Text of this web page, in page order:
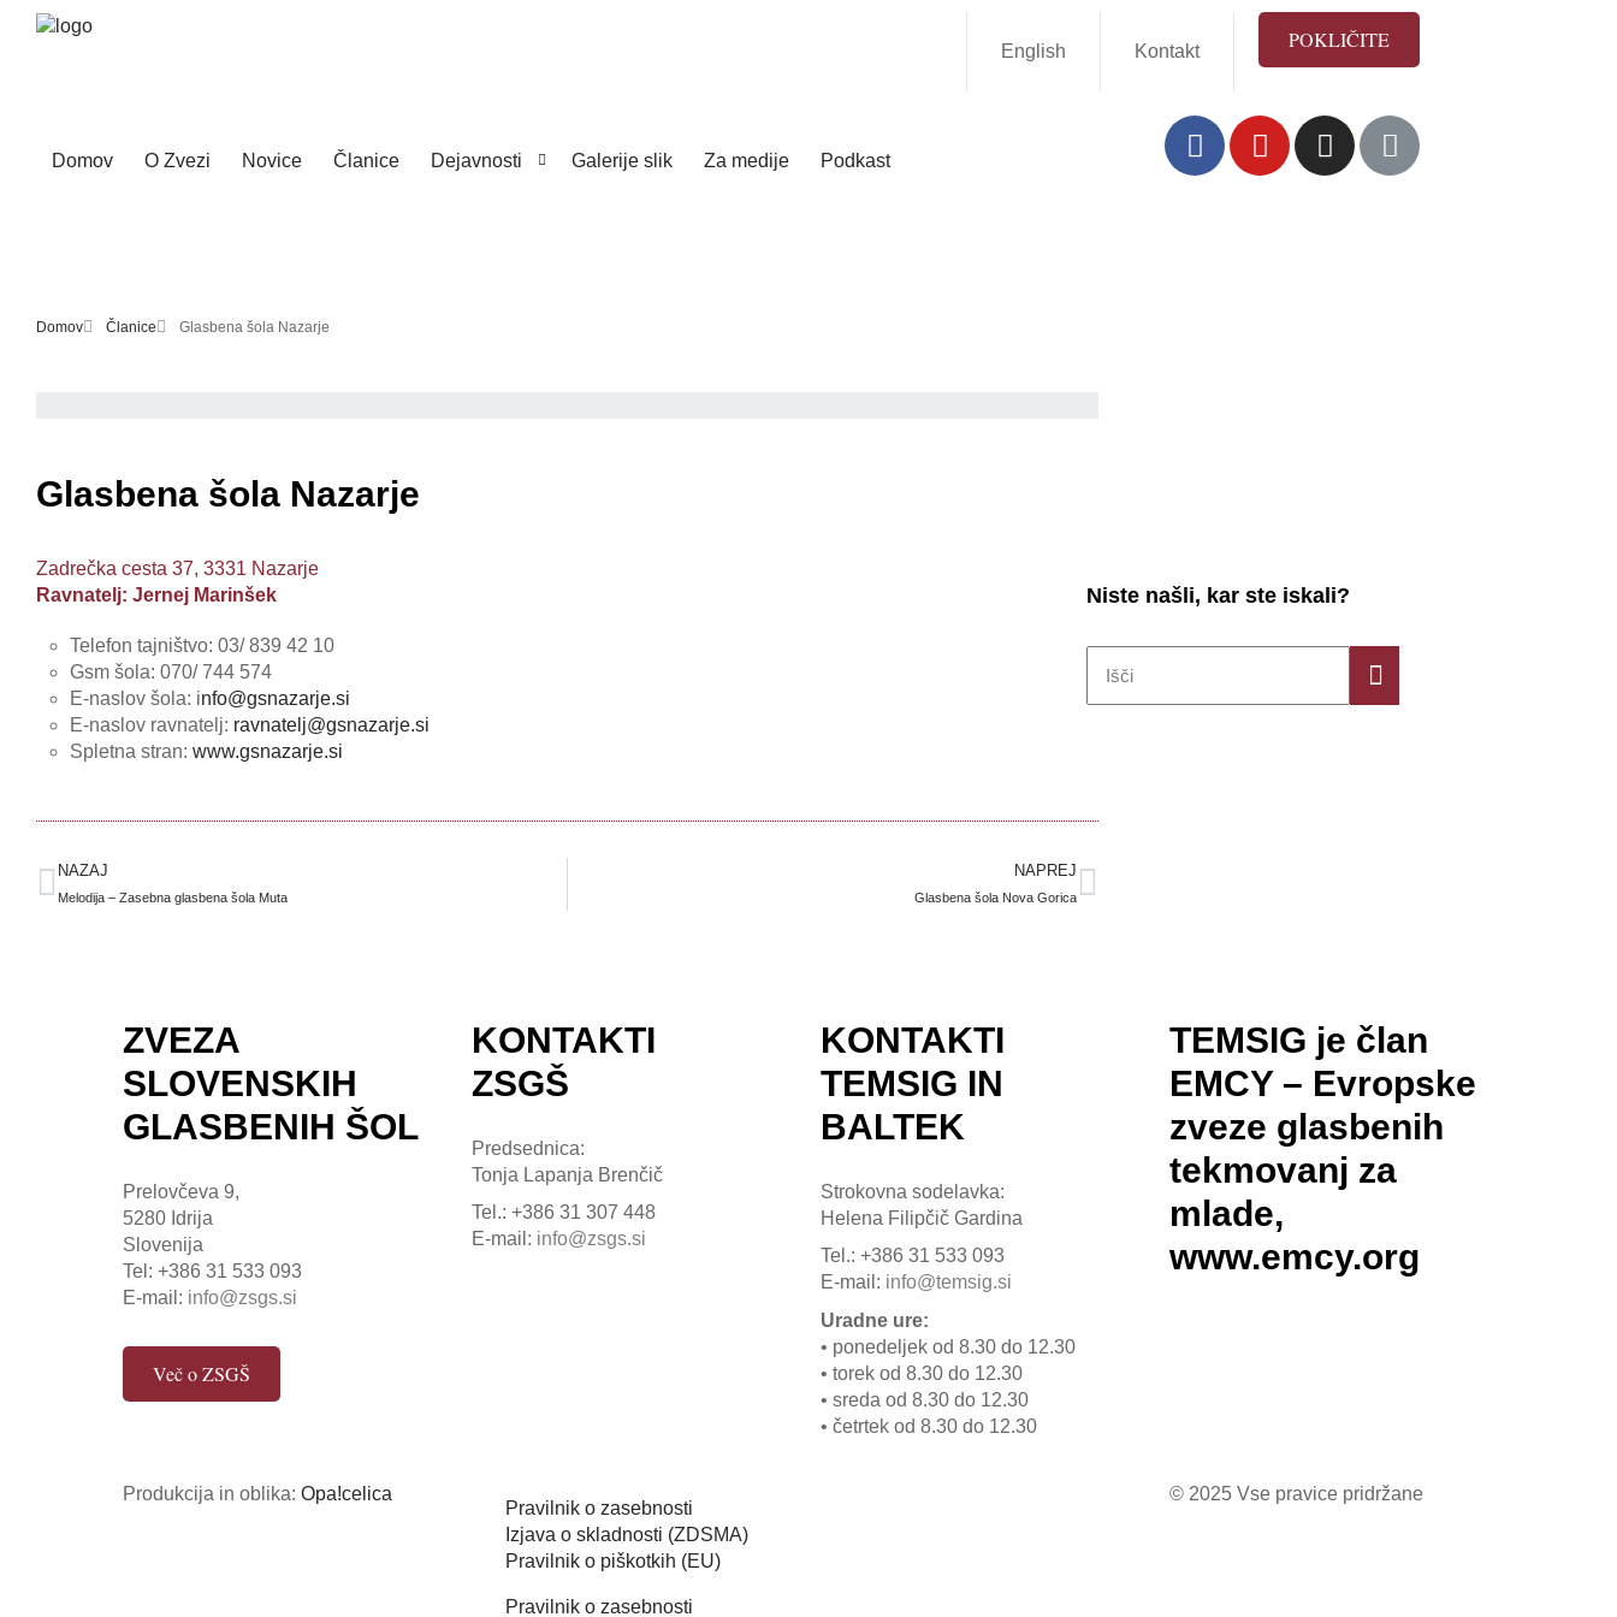
English Kontakt POKLIČITE
Domov O Zvezi Novice Članice Dejavnosti Galerije slik Za medije Podkast
Domov Članice Glasbena šola Nazarje
Glasbena šola Nazarje
Zadrečka cesta 37, 3331 Nazarje
Ravnatelj: Jernej Marinšek
Telefon tajništvo: 03/ 839 42 10
Gsm šola: 070/ 744 574
E-naslov šola: info@gsnazarje.si
E-naslov ravnatelj: ravnatelj@gsnazarje.si
Spletna stran: www.gsnazarje.si
NAZAJ
Melodija – Zasebna glasbena šola Muta
NAPREJ
Glasbena šola Nova Gorica
Niste našli, kar ste iskali?
ZVEZA
SLOVENSKIH
GLASBENIH ŠOL
Prelovčeva 9,
5280 Idrija
Slovenija
Tel: +386 31 533 093
E-mail: info@zsgs.si
Več o ZSGŠ
KONTAKTI
ZSGŠ
Predsednica:
Tonja Lapanja Brenčič
Tel.: +386 31 307 448
E-mail: info@zsgs.si
KONTAKTI
TEMSIG IN
BALTEK
Strokovna sodelavka:
Helena Filipčič Gardina
Tel.: +386 31 533 093
E-mail: info@temsig.si
Uradne ure:
• ponedeljek od 8.30 do 12.30
• torek od 8.30 do 12.30
• sreda od 8.30 do 12.30
• četrtek od 8.30 do 12.30
TEMSIG je član
EMCY – Evropske
zveze glasbenih
tekmovanj za
mlade,
www.emcy.org
Produkcija in oblika: Opa!celica
Pravilnik o zasebnosti
Izjava o skladnosti (ZDSMA)
Pravilnik o piškotkih (EU)
Pravilnik o zasebnosti
© 2025 Vse pravice pridržane